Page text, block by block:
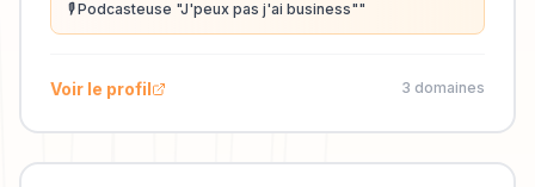
🎙 Podcasteuse "J'peux pas j'ai business""
Voir le profil 3 domaines